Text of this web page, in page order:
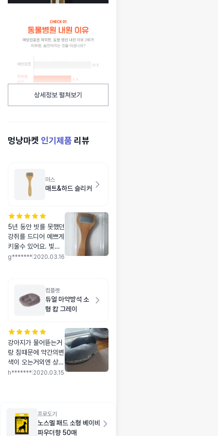
상세정보 펼쳐보기
멍냥마켓 인기제품 리뷰
마스
매트&하드 슬리커
5년 동안 빗를 못했던
강쥐를 드디어 예쁘게
키울수 있어요. 빛을
만 보면 싫어하는 애
나만 있어요. 제 손에
닿을데 마다 너무 아
프고 비,나요 . 애기
태 왜 그렀지 모르겠
어요.
g******* 2020.03.16
컴플렛
듀얼 마약방석 소
형 캄 그레이
강아지가 물어뜯는거
랑 침때문에 약간의변
색이 오는거외엔 상품
자체엔 문제없구요.세
h******* 2020.03.15
프로도기
노스멜 패드 소형 베이비
파우더향 50매